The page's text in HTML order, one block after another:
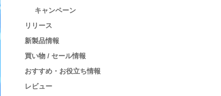
キャンペーン
リリース
新製品情報
買い物 / セール情報
おすすめ・お役立ち情報
レビュー